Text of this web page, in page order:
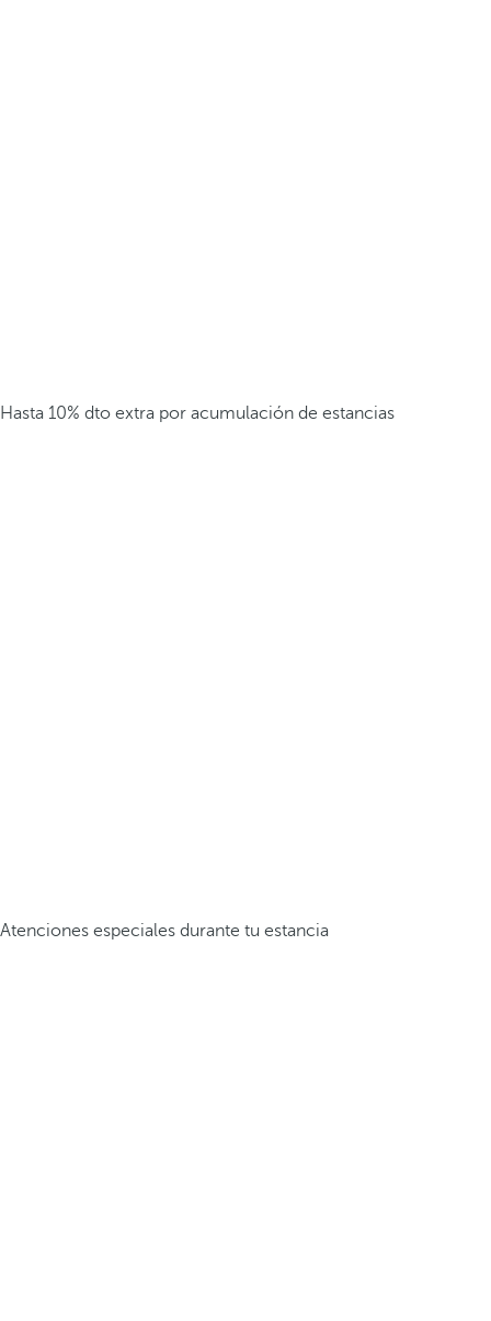
Hasta 10% dto extra por acumulación de estancias
Atenciones especiales durante tu estancia